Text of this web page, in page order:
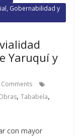
Gobernabilidad y
Yaruquí y
Comments
,Tababela,
con mayor